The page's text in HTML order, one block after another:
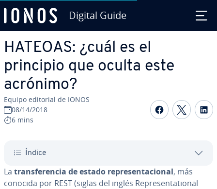
Digital Guide
HATEOAS: ¿cuál es el
principio que oculta este
acrónimo?
Equipo editorial de IONOS
08/14/2018
6 mins
Compartir
Índice
La tra­n­s­fe­re­n­cia de estado re­pre­se­n­ta­cio­nal, más
conocida por REST (siglas del inglés Re­pre­se­n­ta­tio­nal